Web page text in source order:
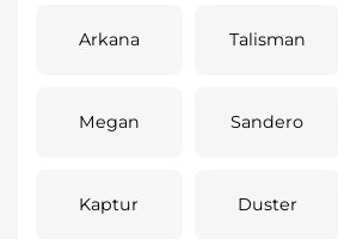
Arkana Talisman
Megan Sandero
Kaptur Duster